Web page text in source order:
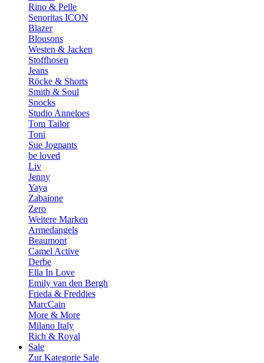
Rino & Pelle
Senoritas ICON
Blazer
Blousons
Westen & Jacken
Stoffhosen
Jeans
Röcke & Shorts
Smith & Soul
Snocks
Studio Anneloes
Tom Tailor
Toni
Sue Jogpants
be loved
Liv
Jenny
Yaya
Zabaione
Zero
Weitere Marken
Armedangels
Beaumont
Camel Active
Derbe
Ella In Love
Emily van den Bergh
Frieda & Freddies
MarcCain
More & More
Milano Italy
Rich & Royal
Sale
Zur Kategorie Sale